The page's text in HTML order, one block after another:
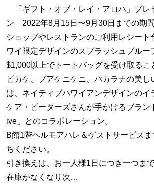
「ギフト・オブ・レイ・アロハ」プレ
ン 2022年8月15日〜9月30日までの期
ショップやレストランのご利用レシート
ワイ限定デザインのスプラッシュプルー
$1,000以上でトートバッグを受け取るこ
ピカケ、プアケニケニ、パカラナの美し
は、ネイティブハワイアンデザインのイ
ケア・ピーターズさんが手がけるブラ
ive」とのコラボレーション。
B館1階ヘルモアハレ＆ゲストサービス
ちください。
引き換えは、お一人様1日につき一つまで
在庫がなくなり次…